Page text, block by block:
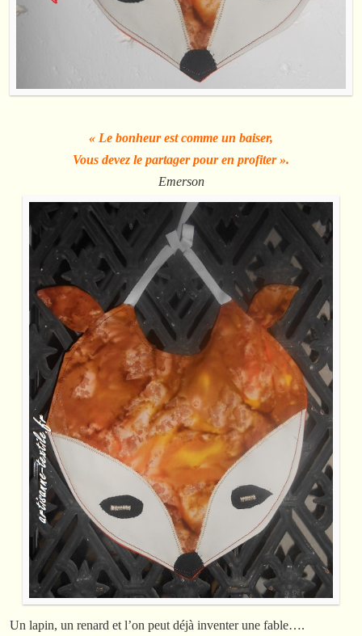
« Le bonheur est comme un baiser,
Vous devez le partager pour en profiter ».
Emerson
Un lapin, un renard et l’on peut déjà inventer une fable….